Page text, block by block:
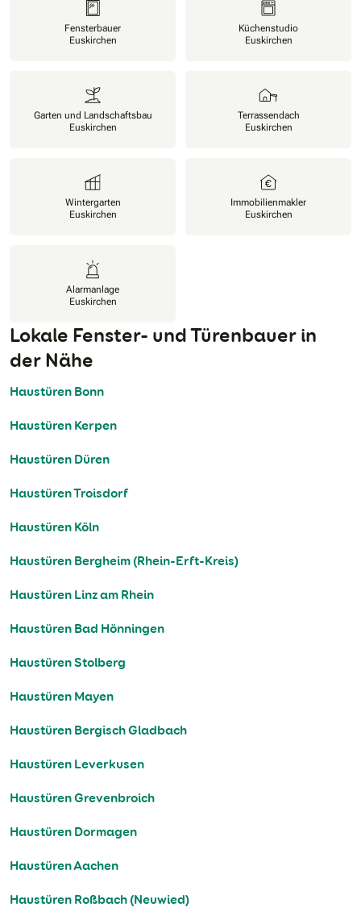
Fensterbauer
Euskirchen
Küchenstudio
Euskirchen
Garten und Landschaftsbau
Euskirchen
Terrassendach
Euskirchen
Wintergarten
Euskirchen
Immobilienmakler
Euskirchen
Alarmanlage
Euskirchen
Lokale Fenster- und Türenbauer in
der Nähe
Haustüren Bonn
Haustüren Kerpen
Haustüren Düren
Haustüren Troisdorf
Haustüren Köln
Haustüren Bergheim (Rhein-Erft-Kreis)
Haustüren Linz am Rhein
Haustüren Bad Hönningen
Haustüren Stolberg
Haustüren Mayen
Haustüren Bergisch Gladbach
Haustüren Leverkusen
Haustüren Grevenbroich
Haustüren Dormagen
Haustüren Aachen
Haustüren Roßbach (Neuwied)